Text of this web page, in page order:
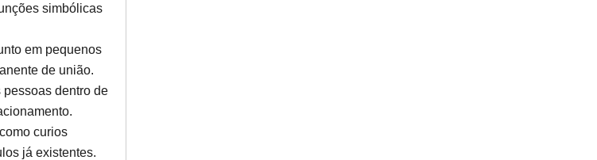
simbólicas
em pequenos
de união.
dentro de
curios
já existentes.